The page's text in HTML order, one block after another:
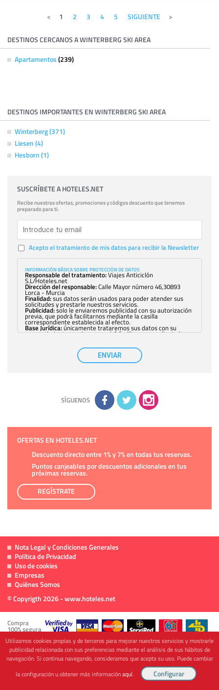
1 2 3 4 5 SIGUIENTE
DESTINOS CERCANOS A WINTERBERG SKI AREA
Apartamentos (239)
DESTINOS IMPORTANTES EN WINTERBERG SKI AREA
Winterberg (371)
Liesen (4)
Hesborn (1)
SUSCRÍBETE A HOTELES.NET
Recibe nuestras ofertas, promociones y códigos descuento que tenemos
preparado para ti.
Acepto el tratamiento de mis datos para recibir la Newsletter
INFORMACIÓN BÁSICA SOBRE PROTECCIÓN DE DATOS
Responsable del tratamiento:Viajes Anticiclón
S.L/Hoteles.net
Dirección del responsable:Calle Mayor número 46,30893
Lorca - Murcia
Finalidad:sus datos serán usados para poder atender sus
solicitudes y prestarle nuestros servicios.
Publicidad:solo le enviaremos publicidad con su autorización
previa, que podrá facilitarnos mediante la casilla
correspondiente establecida al efecto.
Base Jurídica:únicamente trataremos sus datos con su
consentimiento previo, que podrá facilitarnos mediante la
con carácter general, sólo el personal de
nuestra entidad que esté debidamente autorizado podrá
tener conocimiento de la información que le pedimos. No se
comunicarán datos a terceros.
adicional y detallada sobre cómo tratamos sus datos en la
política de privacidad
ENVIAR
SÍGUENOS
OFERTAS EN HOTELES.NET
Descuento directo entre 1% y 7% en todas tus reservas.
Puntos canjeables por descuentos adicionales en tus
próximas reservas.
REGÍSTRATE
Nota Legal y Condiciones Generales
Política de Privacidad
Uso de cookies
Empresas
Quiénes Somos
© Copyrigth 2026 - www.hoteles.net
Compra
100% segura
Cofinanciado por
Utilizamos cookies propias y de terceros para mejorar nuestros servicios y mostrarle
publicidad relacionada con sus preferencias mediante el análisis de sus hábitos de
navegación. Si continua navegando, consideramos que acepta su uso. Puede cambiar
la configuración u obtener más informaciónaquí.